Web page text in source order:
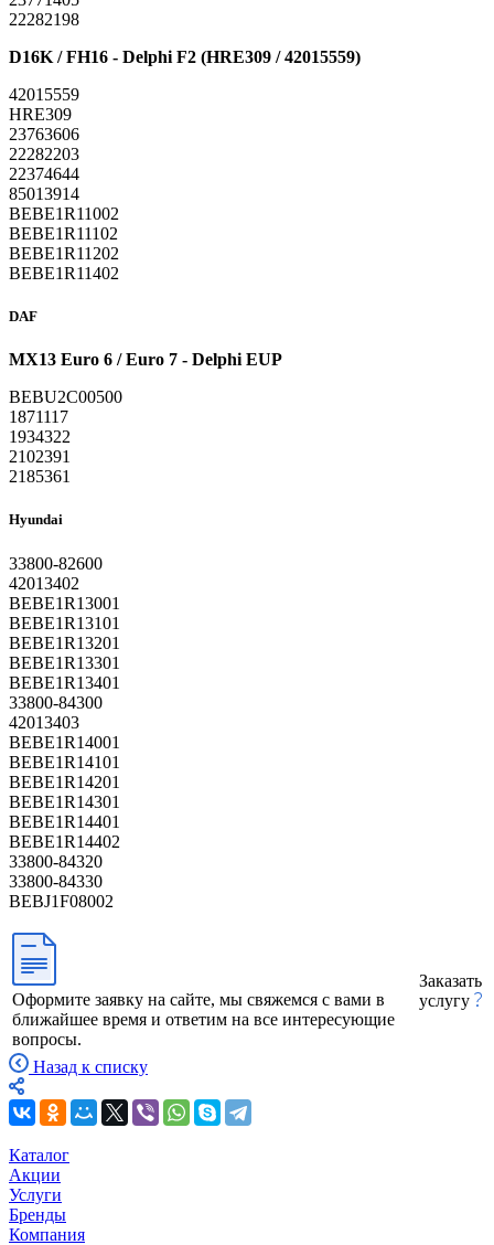
22282198
D16K / FH16 - Delphi F2 (HRE309 / 42015559)
42015559
HRE309
23763606
22282203
22374644
85013914
BEBE1R11002
BEBE1R11102
BEBE1R11202
BEBE1R11402
DAF
MX13 Euro 6 / Euro 7 - Delphi EUP
BEBU2C00500
1871117
1934322
2102391
2185361
Hyundai
33800-82600
42013402
BEBE1R13001
BEBE1R13101
BEBE1R13201
BEBE1R13301
BEBE1R13401
33800-84300
42013403
BEBE1R14001
BEBE1R14101
BEBE1R14201
BEBE1R14301
BEBE1R14401
BEBE1R14402
33800-84320
33800-84330
BEBJ1F08002
Оформите заявку на сайте, мы свяжемся с вами в
ближайшее время и ответим на все интересующие
вопросы.
Заказать
услугу
Назад к списку
Каталог
Акции
Услуги
Бренды
Компания